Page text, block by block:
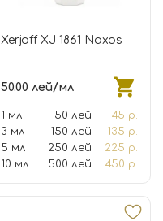
Xerjoff XJ 1861 Naxos
50.00 лей/мл
1 мл 50 лей
45 р.
3 мл
150 лей
135 р.
5 мл
250 лей
225 р.
10 мл
500 лей 450 р.